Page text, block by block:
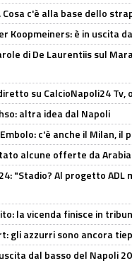
c'è alla base dello
Koopmeiners: è in uscita
di De Laurentiis sul
su CalcioNapoli24 Tv,
altra idea dal Napoli
c'è anche il Milan, il
alcune offerte da
"Stadio? Al progetto
la vicenda finisce in
gli azzurri sono ancora
dal basso del Napoli